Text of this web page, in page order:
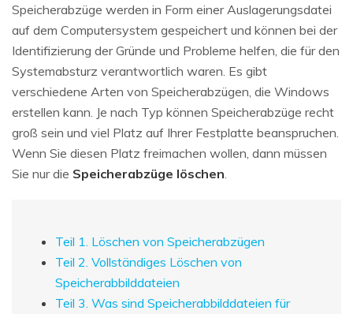
Speicherabzüge werden in Form einer Auslagerungsdatei
auf dem Computersystem gespeichert und können bei der
Identifizierung der Gründe und Probleme helfen, die für den
Systemabsturz verantwortlich waren. Es gibt
verschiedene Arten von Speicherabzügen, die Windows
erstellen kann. Je nach Typ können Speicherabzüge recht
groß sein und viel Platz auf Ihrer Festplatte beanspruchen.
Wenn Sie diesen Platz freimachen wollen, dann müssen
Sie nur die Speicherabzüge löschen
Teil 1. Löschen von Speicherabzügen
Teil 2. Vollständiges Löschen von
Speicherabbilddateien
Teil 3. Was sind Speicherabbilddateien für